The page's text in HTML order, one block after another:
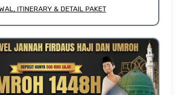
ITINERARY & DETAIL PAKET